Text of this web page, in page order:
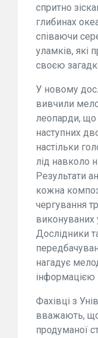
спритно
глибинах
співаючи
уламків, які
своєю
У новому
вивчили
леопарди, що
наступних
настільки
лід навколо
Результати
кожна
чергування
виконуваних
Дослідники
нагадує
інформацією
Фахівці з
вважають, що
продуманої